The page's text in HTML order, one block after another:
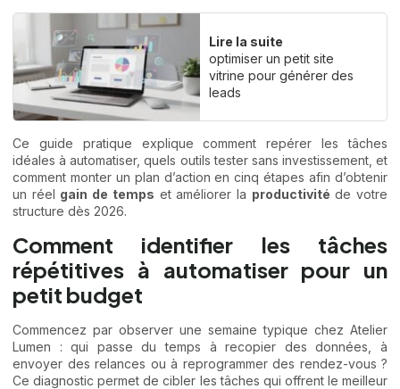
Lire la suite
optimiser un petit site
vitrine pour générer des
leads
Ce guide pratique explique comment repérer les tâches
idéales à automatiser, quels outils tester sans investissement, et
comment monter un plan d’action en cinq étapes afin d’obtenir
un réel gain de temps et améliorer la productivité de votre
structure dès 2026.
Comment identifier les tâches
répétitives à automatiser pour un
petit budget
Commencez par observer une semaine typique chez Atelier
Lumen : qui passe du temps à recopier des données, à
envoyer des relances ou à reprogrammer des rendez-vous ?
Ce diagnostic permet de cibler les tâches qui offrent le meilleur